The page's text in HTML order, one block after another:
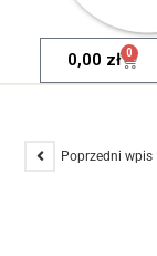
0,00 zł 0
Poprzedni wpis